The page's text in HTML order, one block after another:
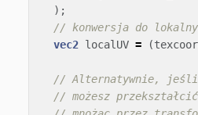
);
// konwersja do
vec2 localUV = (
// Alternatywnie, jeśli
// możesz